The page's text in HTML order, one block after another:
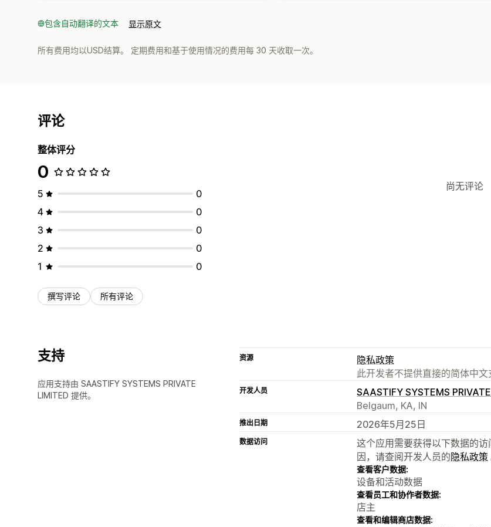
包含自动翻译的文本 显示原文
所有费用均以USD结算。 定期费用和基于使用情况的费用每 30 天收取一次。
评论
整体评分
0
5
0
4
0
3
0
2
0
1
0
撰写评论 所有评论
尚无评论
支持
应用支持由 SAASTIFY SYSTEMS PRIVATE
LIMITED 提供。
资源
隐私政策
此开发者不提供直接的简体中文
开发人员
SAASTIFY SYSTEMS
Belgaum, KA, IN
推出日期 2026年5月25日
数据访问
这个应用需要获得以下数据的
因，请查阅开发人员的隐私政策
查看客户数据:
设备和活动数据
查看员工和协作者数据:
店主
查看和编辑商店数据: